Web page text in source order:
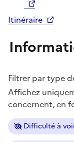
Itinéraire
Filtrer par type
Affichez
concernent, en
Difficulté à